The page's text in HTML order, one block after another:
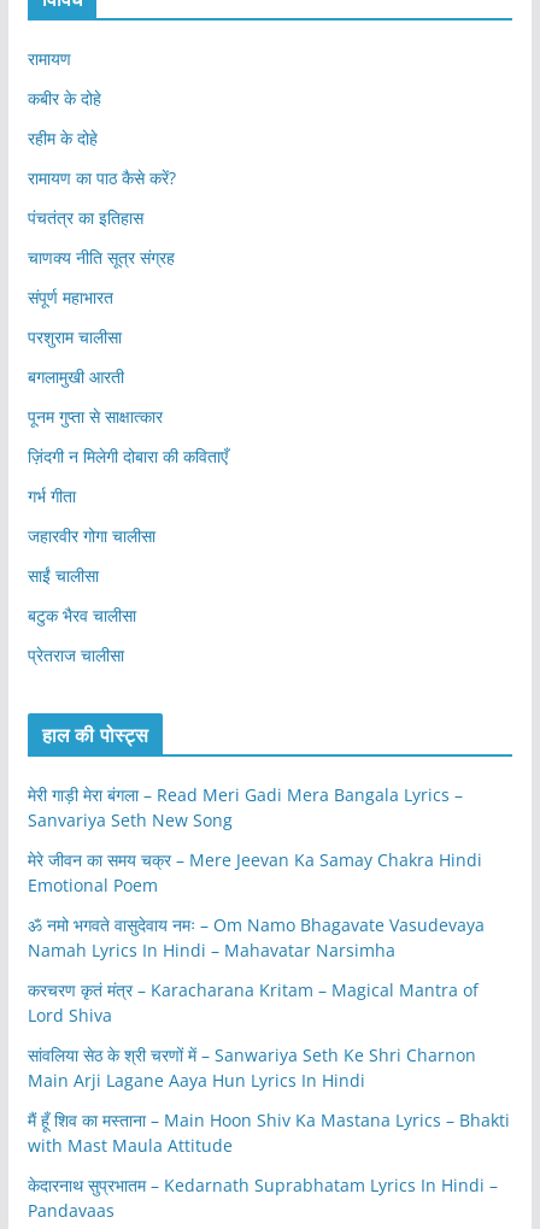
रामायण
कबीर के दोहे
रहीम के दोहे
रामायण का पाठ कैसे करें?
पंचतंत्र का इतिहास
चाणक्य नीति सूत्र संग्रह
संपूर्ण महाभारत
परशुराम चालीसा
बगलामुखी आरती
पूनम गुप्ता से साक्षात्कार
ज़िंदगी न मिलेगी दोबारा की कविताएँ
गर्भ गीता
जहारवीर गोगा चालीसा
साईं चालीसा
बटुक भैरव चालीसा
प्रेतराज चालीसा
हाल की पोस्ट्स
मेरी गाड़ी मेरा बंगला – Read Meri Gadi Mera Bangala Lyrics –
Sanvariya Seth New Song
मेरे जीवन का समय चक्र – Mere Jeevan Ka Samay Chakra Hindi
Emotional Poem
ॐ नमो भगवते वासुदेवाय नमः – Om Namo Bhagavate Vasudevaya
Namah Lyrics In Hindi – Mahavatar Narsimha
करचरण कृतं मंत्र – Karacharana Kritam – Magical Mantra of
Lord Shiva
सांवलिया सेठ के श्री चरणों में – Sanwariya Seth Ke Shri Charnon
Main Arji Lagane Aaya Hun Lyrics In Hindi
मैं हूँ शिव का मस्ताना – Main Hoon Shiv Ka Mastana Lyrics – Bhakti
with Mast Maula Attitude
केदारनाथ सुप्रभातम – Kedarnath Suprabhatam Lyrics In Hindi –
Pandavaas